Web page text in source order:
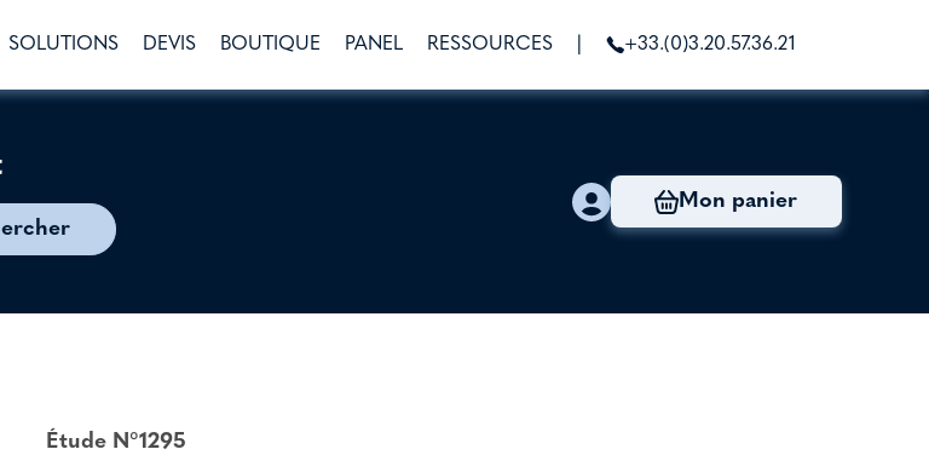
SOLUTIONS DEVIS BOUTIQUE PANEL RESSOURCES +33.(0)3.20.57.36.21
Mon panier
Étude N°1295